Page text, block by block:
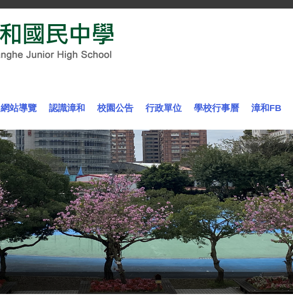
網站導覽 認識漳和 校園公告 行政單位 學校行事曆 漳和FB